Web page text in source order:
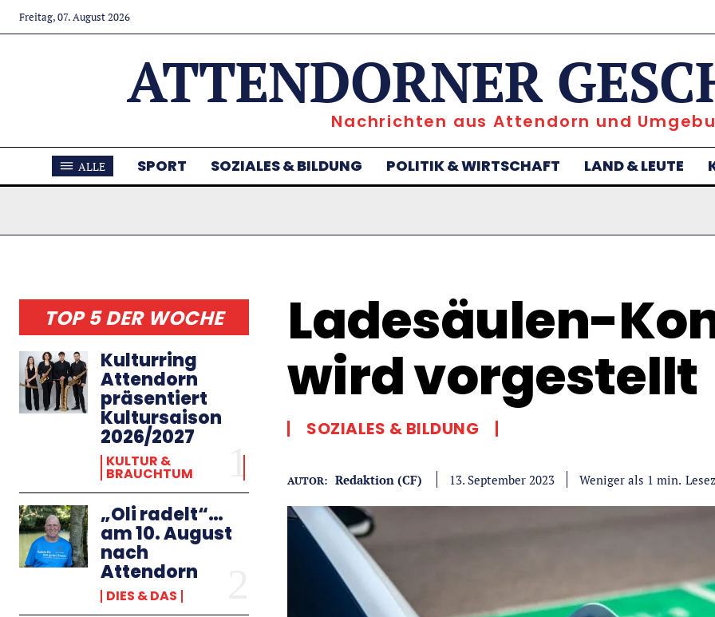
Freitag, 07. August 2026
ATTENDORNER
Nachrichten aus Attendorn und
ALLE SPORT SOZIALES & BILDUNG POLITIK & WIRTSCHAFT LAND & LEUTE
TOP 5 DER WOCHE
Kulturring
Attendorn
präsentiert
Kultursaison
2026/2027
KULTUR &
BRAUCHTUM
„Oli radelt“…
am 10. August
nach
Attendorn
DIES & DAS
Ladesäulen-
wird vorgestellt
SOZIALES & BILDUNG
AUTOR: Redaktion (CF) 13. September 2023 Weniger als 1 min.